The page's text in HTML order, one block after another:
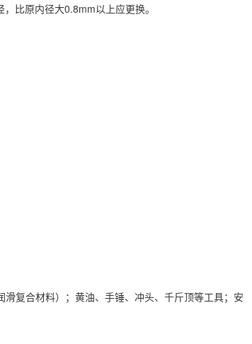
比原内径大0.8mm以上应更换。
复合材料）；黄油、手锤、冲头、千斤顶等工具；安